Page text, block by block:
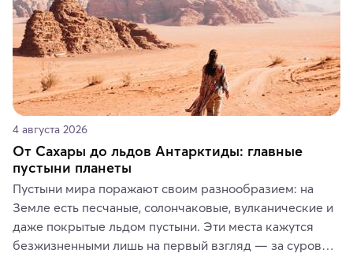
4 августа 2026
От Сахары до льдов Антарктиды: главные
пустыни планеты
Пустыни мира поражают своим разнообразием: на
Земле есть песчаные, солончаковые, вулканические и
даже покрытые льдом пустыни. Эти места кажутся
безжизненными лишь на первый взгляд — за суровой